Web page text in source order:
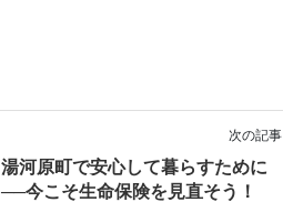
次の記事
湯河原町で安心して暮らすために
──今こそ生命保険を見直そう！